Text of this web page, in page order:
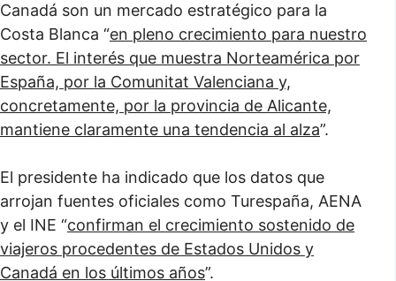
Canadá son un mercado estratégico para la
Costa Blanca “en pleno crecimiento para nuestro
sector. El interés que muestra Norteamérica por
España, por la Comunitat Valenciana y,
concretamente, por la provincia de Alicante,
mantiene claramente una tendencia al alza”.
El presidente ha indicado que los datos que
arrojan fuentes oficiales como Turespaña, AENA
y el INE “confirman el crecimiento sostenido de
viajeros procedentes de Estados Unidos y
Canadá en los últimos años”.